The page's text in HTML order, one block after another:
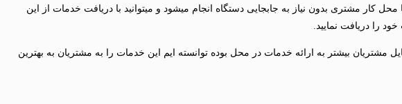
کار مشتری بدون نیاز به جابجایی دستگاه انجام میشود و میتوانید با دریافت خدمات از این
را دریافت نمایید.
بیشتر به ارائه خدمات در محل بوده توانسته ایم این خدمات را به مشتریان به بهترین